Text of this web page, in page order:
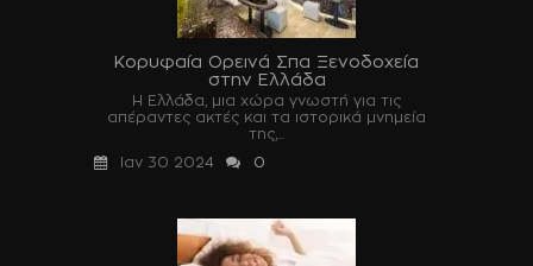
Κορυφαία Ορεινά Σπα Ξενοδοχεία
στην Ελλάδα
Η Ελλάδα, μια χώρα γνωστή για τις
απέραντες ακτές και τα ιστορικά μνημεία
της,...
Ιαν 30 2024
0